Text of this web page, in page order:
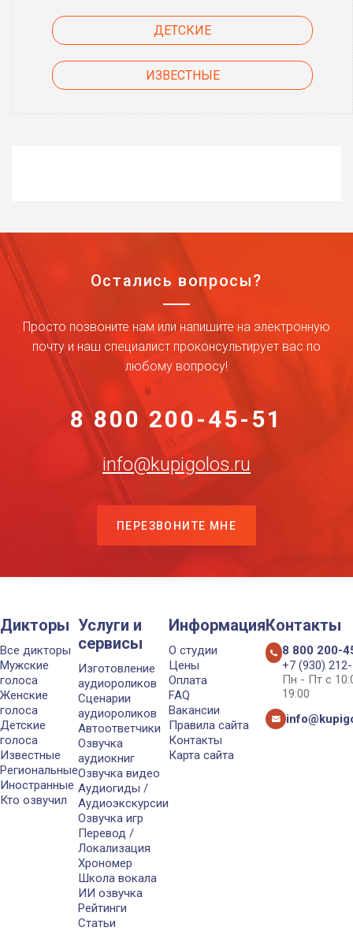
ДЕТСКИЕ
ИЗВЕСТНЫЕ
Остались вопросы?
Просто позвоните нам или напишите на электронную
почту и наш специалист проконсультирует вас по
любому вопросу!
8 800 200-45-51
info@kupigolos.ru
ПЕРЕЗВОНИТЕ МНЕ
Дикторы
Все дикторы
Мужские
голоса
Женские
голоса
Детские
голоса
Известные
Региональные
Иностранные
Кто озвучил
Услуги и
сервисы
Изготовление
аудиороликов
Сценарии
аудиороликов
Автоответчики
Озвучка
аудиокниг
Озвучка видео
Аудиогиды /
Аудиоэкскурсии
Озвучка игр
Перевод /
Локализация
Хрономер
Школа вокала
ИИ озвучка
Рейтинги
Статьи
Информация
О студии
Цены
Оплата
FAQ
Вакансии
Правила сайта
Контакты
Карта сайта
Контакты
8 800 200-
+7 (930)
Пн - Пт с
19:00